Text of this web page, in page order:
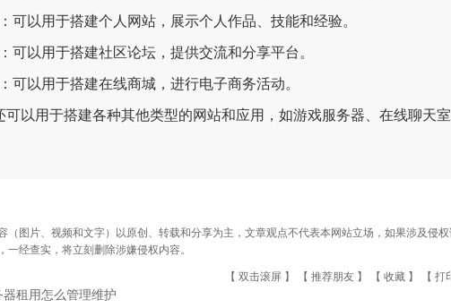
以用于搭建个人网站，展示个人作品、技能和经验。
以用于搭建社区论坛，提供交流和分享平台。
以用于搭建在线商城，进行电子商务活动。
用于搭建各种其他类型的网站和应用，如游戏服务器、在线聊天室
（图片、视频和文字）以原创、转载和分享为主，文章观点不代表本网站立场，如果涉及侵
经查实，将立刻删除涉嫌侵权内容。
【 双击滚屏 】 【 推荐朋友 】 【 收藏 】 【 打
器租用怎么管理维护